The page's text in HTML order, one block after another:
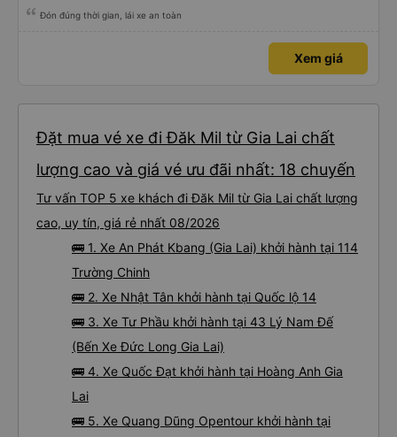
Đón đúng thời gian, lái xe an toàn
Xem giá
Đặt mua vé xe đi Đăk Mil từ Gia Lai chất
lượng cao và giá vé ưu đãi nhất: 18 chuyến
Tư vấn TOP 5 xe khách đi Đăk Mil từ Gia Lai chất lượng
cao, uy tín, giá rẻ nhất 08/2026
🚌 1. Xe An Phát Kbang (Gia Lai) khởi hành tại 114
Trường Chinh
🚌 2. Xe Nhật Tân khởi hành tại Quốc lộ 14
🚌 3. Xe Tư Phầu khởi hành tại 43 Lý Nam Đế
(Bến Xe Đức Long Gia Lai)
🚌 4. Xe Quốc Đạt khởi hành tại Hoàng Anh Gia
Lai
🚌 5. Xe Quang Dũng Opentour khởi hành tại